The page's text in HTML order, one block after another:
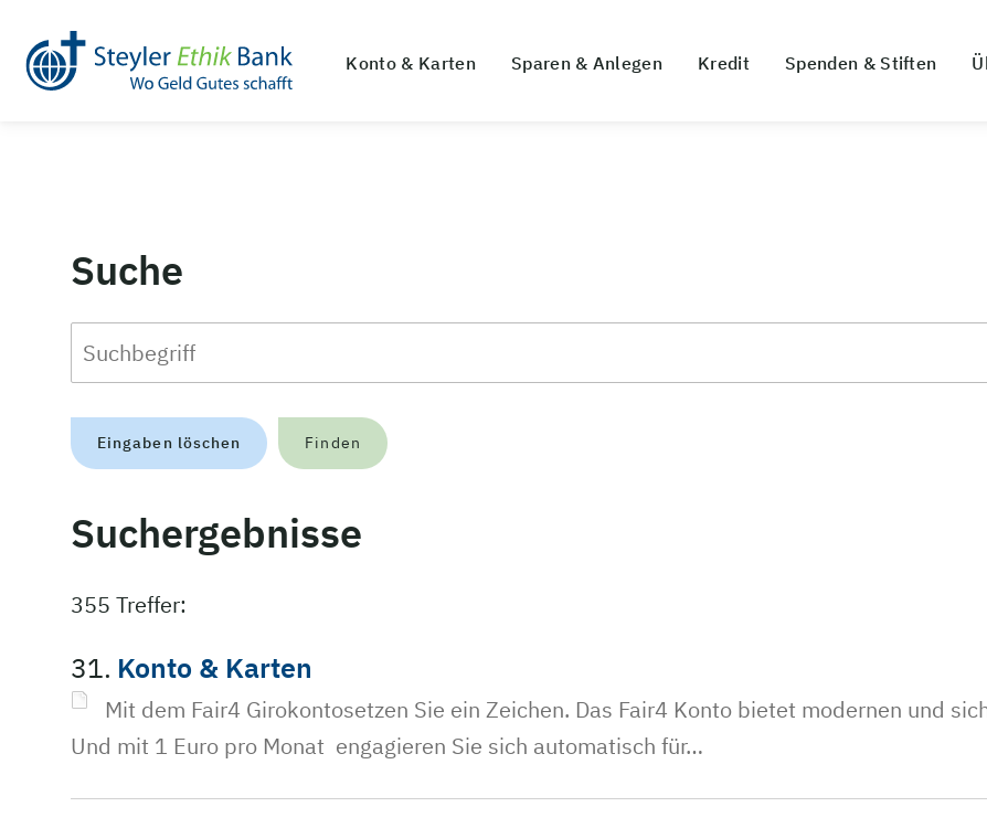
Konto & Karten Sparen & Anlegen Kredit Spenden & Stiften
Suche
Eingaben löschen Finden
Suchergebnisse
355 Treffer:
31. Konto & Karten
Mit dem Fair4 Girokontosetzen Sie ein Zeichen. Das Fair4 Konto bietet modernen und
Und mit 1 Euro pro Monat engagieren Sie sich automatisch für…